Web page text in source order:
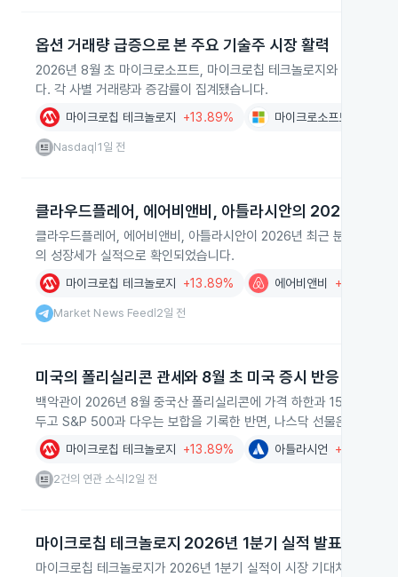
옵션 거래량 급증으로 본 주요 기술주 시장 활력
2026년 8월 초 마이크로소프트, 마이크로칩 테크놀로지와 브로드컴
다. 각 사별 거래량과 증감률이 집계됐습니다.
마이크로칩 테크놀로지 +13.89% 마이크로소프트
Nasdaq 1일 전
클라우드플레어, 에어비앤비, 아틀라시안의 2026년 분
클라우드플레어, 에어비앤비, 아틀라시안이 2026년 최근 분기 실적
의 성장세가 실적으로 확인되었습니다.
마이크로칩 테크놀로지 +13.89% 에어비앤비 +17.43%
Market News Feed 2일 전
미국의 폴리실리콘 관세와 8월 초 미국 증시 반응
백악관이 2026년 8월 중국산 폴리실리콘에 가격 하한과 15% 관세
두고 S&P 500과 다우는 보합을 기록한 반면, 나스닥 선물은 반도체
마이크로칩 테크놀로지 +13.89% 아틀라시언 +35.31%
2건의 연관 소식 2일 전
마이크로칩 테크놀로지 2026년 1분기 실적 발표와 주가
마이크로칩 테크놀로지가 2026년 1분기 실적이 시장 기대치를 상회